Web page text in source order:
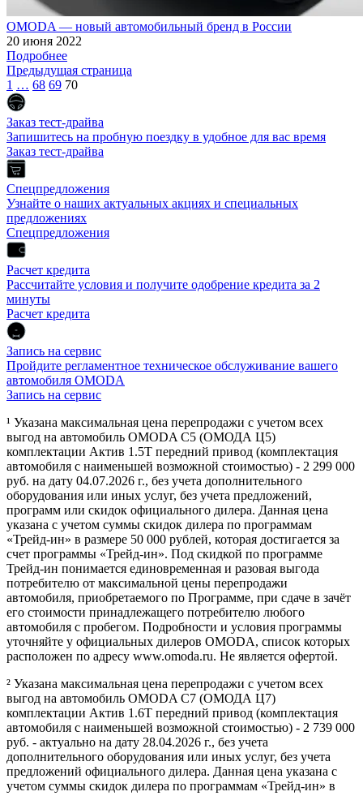
OMODA — новый автомобильный бренд в России
20 июня 2022
Подробнее
Предыдущая страница
1 … 68 69 70
Заказ тест-драйва
Запишитесь на пробную поездку в удобное для вас время
Заказ тест-драйва
Спецпредложения
Узнайте о наших актуальных акциях и специальных
предложениях
Спецпредложения
Расчет кредита
Рассчитайте условия и получите одобрение кредита за 2
минуты
Расчет кредита
Запись на сервис
Пройдите регламентное техническое обслуживание вашего
автомобиля OMODA
Запись на сервис
¹ Указана максимальная цена перепродажи с учетом всех
выгод на автомобиль OMODA C5 (ОМОДА Ц5)
комплектации Актив 1.5Т передний привод (комплектация
автомобиля с наименьшей возможной стоимостью) - 2 299 000
руб. на дату 04.07.2026 г., без учета дополнительного
оборудования или иных услуг, без учета предложений,
программ или скидок официального дилера. Данная цена
указана с учетом суммы скидок дилера по программам
«Трейд-ин» в размере 50 000 рублей, которая достигается за
счет программы «Трейд-ин». Под скидкой по программе
Трейд-ин понимается единовременная и разовая выгода
потребителю от максимальной цены перепродажи
автомобиля, приобретаемого по Программе, при сдаче в зачёт
его стоимости принадлежащего потребителю любого
автомобиля с пробегом. Подробности и условия программы
уточняйте у официальных дилеров OMODA, список которых
расположен по адресу www.omoda.ru. Не является офертой.
² Указана максимальная цена перепродажи с учетом всех
выгод на автомобиль OMODA C7 (ОМОДА Ц7)
комплектации Актив 1.6T передний привод (комплектация
автомобиля с наименьшей возможной стоимостью) - 2 739 000
руб. - актуально на дату 28.04.2026 г., без учета
дополнительного оборудования или иных услуг, без учета
предложений официального дилера. Данная цена указана с
учетом суммы скидок дилера по программам «Трейд-ин» в